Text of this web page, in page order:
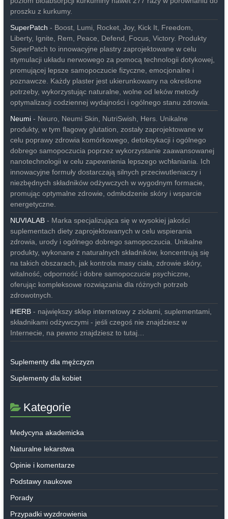
proszku z kurkumy.
SuperPatch - Boost, Lumi, Rocket, Joy, Kick It, Freedom,
Liberty, Ignite, Rem, Peace, Defend, Focus, Victory. Produkty
SuperPatch to innowacyjne plastry zaprojektowane w celu
stymulacji układu nerwowego za pomocą technologii dotykowej,
promującej lepsze samopoczucie fizyczne, emocjonalne i
poznawcze. Każdy plaster jest ukierunkowany na określone
potrzeby, wykorzystując naturalne, wolne od leków metody
optymalizacji codziennej wydajności i ogólnego stanu zdrowia.
Neumi- Neuro, Neumi Skin, NutriSwish, Hers. Unikalne
produkty, w tym flagowy glutation, zostały zaprojektowane w
celu poprawy zdrowia komórkowego, detoksykacji i ogólnego
dobrego samopoczucia poprzez wykorzystanie zaawansowanej
nanotechnologii w celu zapewnienia lepszego wchłaniania. Ich
innowacyjne formuły dostarczają silnych przeciwutleniaczy i
niezbędnych składników odżywczych w wygodnym formacie,
promując optymalne zdrowie, odmłodzenie skóry i wsparcie
energetyczne.
NUVIALAB- Marka specjalizująca się w wysokiej jakości
suplementach diety zaprojektowanych w celu wspierania
zdrowia, urody i ogólnego dobrego samopoczucia. Unikalne
produkty, wykonane z naturalnych składników, koncentrują się
na takich obszarach, jak kontrola masy ciała, zdrowie skóry,
witalność, odporność i dobre samopoczucie psychiczne,
oferując kompleksowe rozwiązania dla różnych potrzeb
zdrowotnych.
iHERB- największy sklep internetowy z ziołami, suplementami,
składnikami odżywczymi - jeśli czegoś nie znajdziesz w
Internecie, na pewno znajdziesz to tutaj…
Suplementy dla mężczyzn
Suplementy dla kobiet
Kategorie
Medycyna akademicka
Naturalne lekarstwa
Opinie i komentarze
Podstawy naukowe
Porady
Przypadki wyzdrowienia